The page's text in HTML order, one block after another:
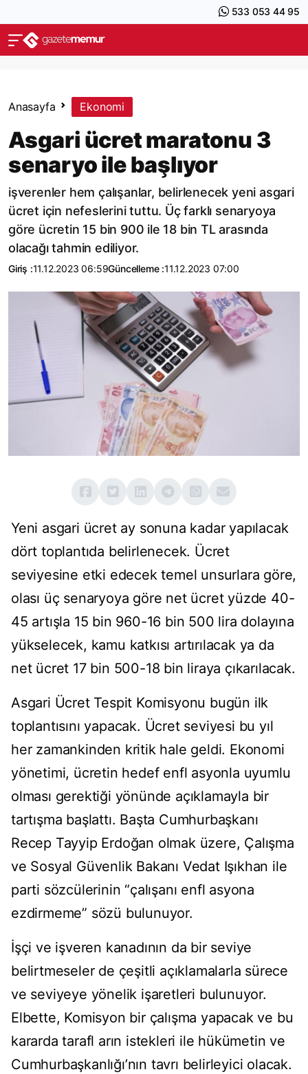
533 053 44 95
Anasayfa Ekonomi
Asgari ücret maratonu 3
senaryo ile başlıyor
işverenler hem çalışanlar, belirlenecek yeni asgari
ücret için nefeslerini tuttu. Üç farklı senaryoya
göre ücretin 15 bin 900 ile 18 bin TL arasında
olacağı tahmin ediliyor.
Giriş :11.12.2023 06:59Güncelleme :11.12.2023 07:00
Yeni asgari ücret ay sonuna kadar yapılacak
dört toplantıda belirlenecek. Ücret
seviyesine etki edecek temel unsurlara göre,
olası üç senaryoya göre net ücret yüzde 40-
45 artışla 15 bin 960-16 bin 500 lira dolayına
yükselecek, kamu katkısı artırılacak ya da
net ücret 17 bin 500-18 bin liraya çıkarılacak.
Asgari Ücret Tespit Komisyonu bugün ilk
toplantısını yapacak. Ücret seviyesi bu yıl
her zamankinden kritik hale geldi. Ekonomi
yönetimi, ücretin hedef enfl asyonla uyumlu
olması gerektiği yönünde açıklamayla bir
tartışma başlattı. Başta Cumhurbaşkanı
Recep Tayyip Erdoğan olmak üzere, Çalışma
ve Sosyal Güvenlik Bakanı Vedat Işıkhan ile
parti sözcülerinin “çalışanı enfl asyona
ezdirmeme” sözü bulunuyor.
İşçi ve işveren kanadının da bir seviye
belirtmeseler de çeşitli açıklamalarla sürece
ve seviyeye yönelik işaretleri bulunuyor.
Elbette, Komisyon bir çalışma yapacak ve bu
kararda tarafl arın istekleri ile hükümetin ve
Cumhurbaşkanlığı’nın tavrı belirleyici olacak.